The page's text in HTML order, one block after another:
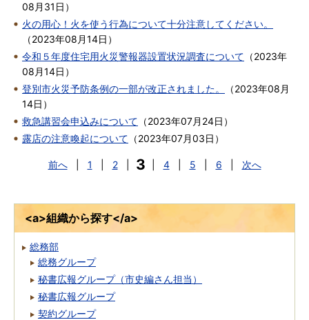
08月31日 ）
火の用心！火を使う行為について十分注意してください。
（2023年08月14日 ）
令和５年度住宅用火災警報器設置状況調査について （2023年
08月14日 ）
登別市火災予防条例の一部が改正されました。
（2023年08月
14日 ）
救急講習会申込みについて （2023年07月24日 ）
露店の注意喚起について （2023年07月03日 ）
前へ 1 2 3 4 5 6 次へ
<a>組織から探す</a>
総務部
総務グループ
秘書広報グループ（市史編さん担当）
秘書広報グループ
契約グループ